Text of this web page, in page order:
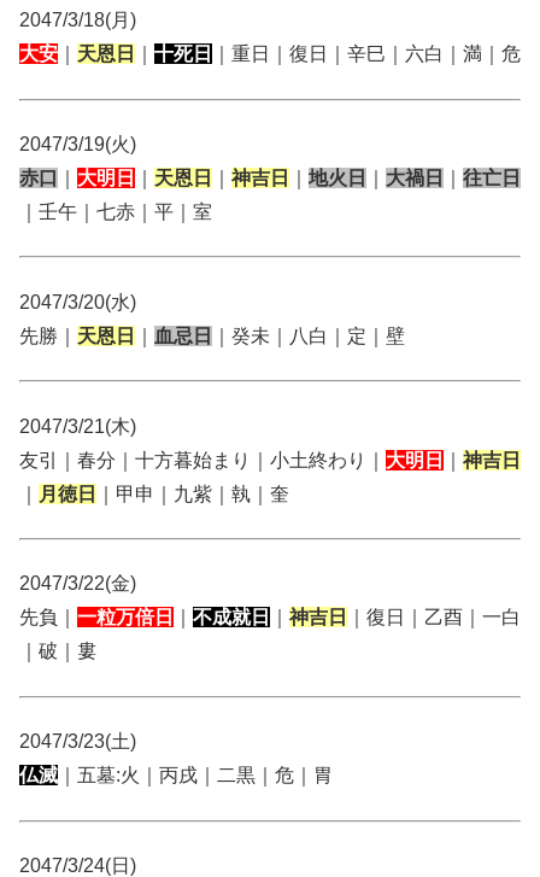
2047/3/18(月)
大安
天恩日 十死日 ｜重日｜復日｜辛巳｜六白｜満｜危
2047/3/19(火)
赤口
大明日 天恩日 神吉日 地火日 大禍日
往亡日
｜壬午｜七赤｜平｜室
2047/3/20(水)
先勝｜ 天恩日 血忌日 ｜癸未｜八白｜定｜壁
2047/3/21(木)
友引｜春分｜十方暮始まり｜小土終わり｜ 大明日
神吉日
月徳日 ｜甲申｜九紫｜執｜奎
2047/3/22(金)
先負｜ 一粒万倍日 不成就日 神吉日
｜復日｜乙酉｜一白
｜破｜婁
2047/3/23(土)
仏滅 ｜五墓:火｜丙戌｜二黒｜危｜胃
2047/3/24(日)